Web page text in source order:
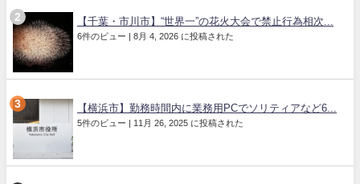
【千葉・市川市】“世界一”の花火大会で禁止行為相次...
6件のビュー | 8月 4, 2026 に投稿された
【横浜市】勤務時間内に業務用PCでソリティアなど6...
5件のビュー | 11月 26, 2025 に投稿された